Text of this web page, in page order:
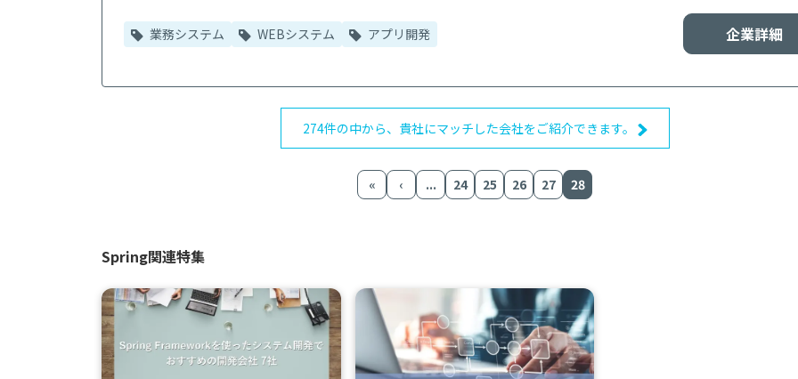
企業詳細
業務システム WEBシステム アプリ開発
274件の中から、貴社にマッチした会社をご紹介できます。
« ‹ ... 24 25 26 27 28
Spring関連特集